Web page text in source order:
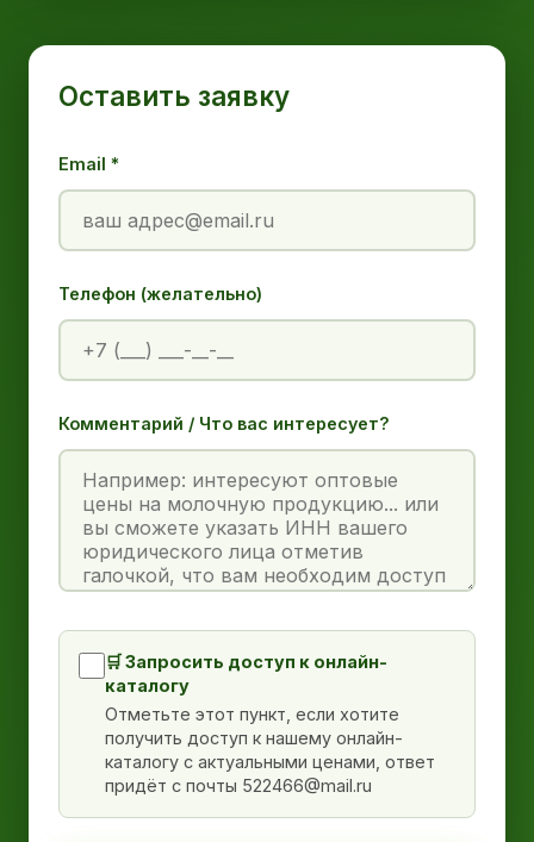
Оставить заявку
Email *
Телефон (желательно)
Комментарий / Что вас интересует?
🛒 Запросить доступ к онлайн-
каталогу
Отметьте этот пункт, если хотите
получить доступ к нашему онлайн-
каталогу с актуальными ценами, ответ
придёт с почты 522466@mail.ru